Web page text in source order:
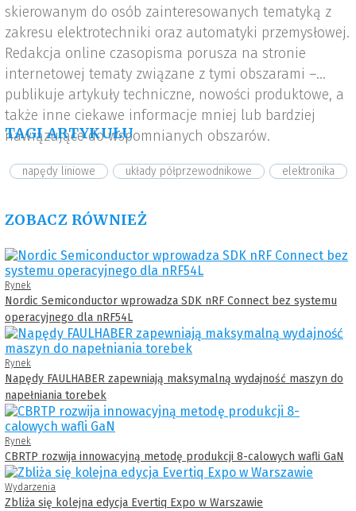
skierowanym do osób zainteresowanych tematyką z
zakresu elektrotechniki oraz automatyki przemysłowej.
Redakcja online czasopisma porusza na stronie
internetowej tematy związane z tymi obszarami –
publikuje artykuły techniczne, nowości produktowe, a
także inne ciekawe informacje mniej lub bardziej
nawiązujące do wspomnianych obszarów.
TAGI ARTYKUŁU
napędy liniowe układy półprzewodnikowe elektronika
ZOBACZ RÓWNIEŻ
Rynek
Nordic Semiconductor wprowadza SDK nRF Connect bez systemu
operacyjnego dla nRF54L
Rynek
Napędy FAULHABER zapewniają maksymalną wydajność maszyn do
napełniania torebek
Rynek
CBRTP rozwija innowacyjną metodę produkcji 8-calowych wafli GaN
Wydarzenia
Zbliża się kolejna edycja Evertiq Expo w Warszawie